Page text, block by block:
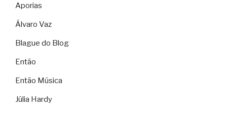
Aporias
Álvaro Vaz
Blague do Blog
Então
Então Música
Júlia Hardy